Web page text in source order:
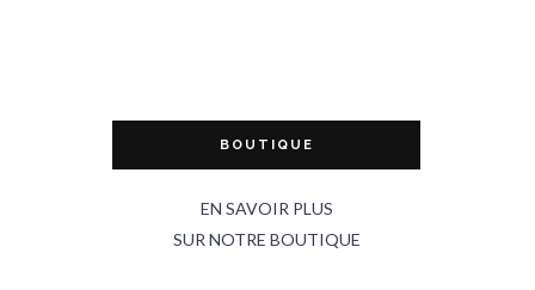
BOUTIQUE
EN SAVOIR PLUS
SUR NOTRE BOUTIQUE